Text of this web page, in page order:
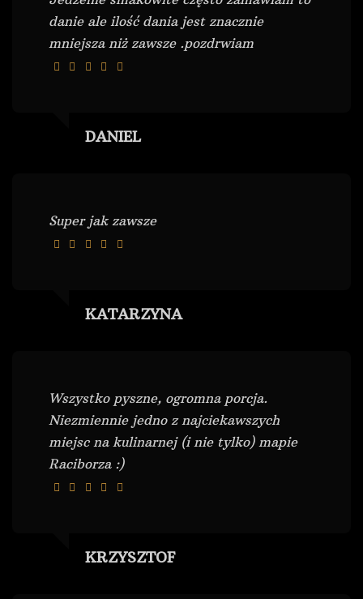
danie ale ilość dania jest znacznie
mniejsza niż zawsze .pozdrwiam
DANIEL
Super jak zawsze
KATARZYNA
Wszystko pyszne, ogromna porcja.
Niezmiennie jedno z najciekawszych
miejsc na kulinarnej (i nie tylko) mapie
Raciborza :)
KRZYSZTOF